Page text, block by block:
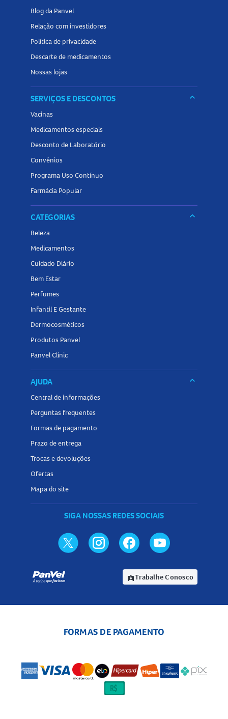
Blog da Panvel
Relação com investidores
Política de privacidade
Descarte de medicamentos
Nossas lojas
SERVIÇOS E DESCONTOS keyboard_arrow_down
Vacinas
Medicamentos especiais
Desconto de Laboratório
Convênios
Programa Uso Contínuo
Farmácia Popular
CATEGORIAS keyboard_arrow_down
Beleza
Medicamentos
Cuidado Diário
Bem Estar
Perfumes
Infantil E Gestante
Dermocosméticos
Produtos Panvel
Panvel Clinic
AJUDA keyboard_arrow_down
Central de informações
Perguntas frequentes
Formas de pagamento
Prazo de entrega
Trocas e devoluções
Ofertas
Mapa do site
SIGA NOSSAS REDES SOCIAIS
assignment_indTrabalhe Conosco
FORMAS DE PAGAMENTO